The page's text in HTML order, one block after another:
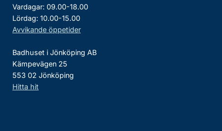
Vardagar: 09.00-18.00
Lördag: 10.00-15.00
Avvikande öppetider
Badhuset i Jönköping AB
Kämpevägen 25
553 02 Jönköping
Hitta hit